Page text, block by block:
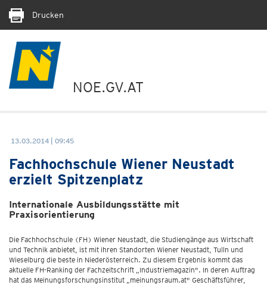
Drucken
NOE.GV.AT
13.03.2014 | 09:45
Fachhochschule Wiener Neustadt
erzielt Spitzenplatz
Internationale Ausbildungsstätte mit
Praxisorientierung
Die Fachhochschule (FH) Wiener Neustadt, die Studiengänge aus Wirtschaft
und Technik anbietet, ist mit ihren Standorten Wiener Neustadt, Tulln und
Wieselburg die beste in Niederösterreich. Zu diesem Ergebnis kommt das
aktuelle FH-Ranking der Fachzeitschrift „Industriemagazin". In deren Auftrag
hat das Meinungsforschungsinstitut „meinungsraum.at" Geschäftsführer,